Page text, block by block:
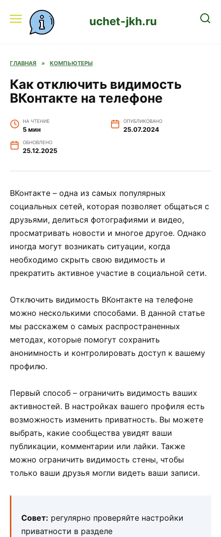
содержанию
uchet-jkh.ru
ГЛАВНАЯ » КОМПЬЮТЕРЫ
Как отключить видимость
ВКонтакте на телефоне
НА ЧТЕНИЕ
5 мин
ОПУБЛИКОВАНО
25.07.2024
ОБНОВЛЕНО
25.12.2025
ВКонтакте – одна из самых популярных
социальных сетей, которая позволяет общаться с
друзьями, делиться фотографиями и видео,
просматривать новости и многое другое. Однако
иногда могут возникать ситуации, когда
необходимо скрыть свою видимость и
прекратить активное участие в социальной сети.
Отключить видимость ВКонтакте на телефоне
можно несколькими способами. В данной статье
мы расскажем о самых распространенных
методах, которые помогут сохранить
анонимность и контролировать доступ к вашему
профилю.
Первый способ – ограничить видимость ваших
активностей. В настройках вашего профиля есть
возможность изменить приватность. Вы можете
выбрать, какие сообщества увидят ваши
публикации, комментарии или лайки. Также
можно ограничить видимость стены, чтобы
только ваши друзья могли видеть ваши записи.
Совет: регулярно проверяйте настройки
приватности в разделе